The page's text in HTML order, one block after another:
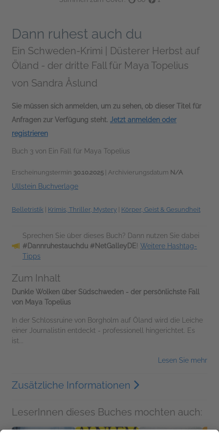
Dann ruhest auch du
Ein Schweden-Krimi | Düsterer Herbst auf
Öland - der dritte Fall für Maya Topelius
von Sandra Åslund
Sie müssen sich anmelden, um zu sehen, ob dieser Titel für
Anfragen zur Verfügung steht. Jetzt anmelden oder
registrieren
Buch 3 von Ein Fall für Maya Topelius
Erscheinungstermin 30.10.2025 | Archivierungsdatum N/A
Ullstein Buchverlage
Belletristik Krimis, Thriller, Mystery Körper, Geist & Gesundheit
Sprechen Sie über dieses Buch? Dann nutzen Sie dabei
#Dannruhestauchdu #NetGalleyDE! Weitere Hashtag-
Tipps
Zum Inhalt
Dunkle Wolken über Südschweden - der persönlichste Fall
von Maya Topelius
In der Schlossruine von Borgholm auf Öland wird die Leiche
einer Journalistin entdeckt - professionell hingerichtet. Es
ist...
Lesen Sie mehr
Zusätzliche Informationen
LeserInnen dieses Buches mochten auch: